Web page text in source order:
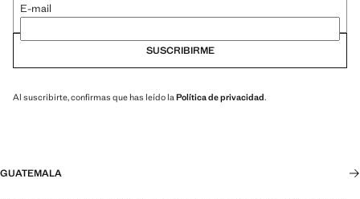
E-mail
SUSCRIBIRME
Al suscribirte, confirmas que has leído la Política de privacidad.
GUATEMALA